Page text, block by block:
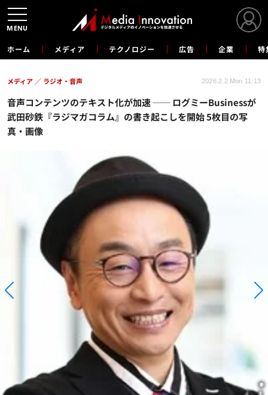
ホーム メディア テクノロジー 広告 企業 特
音声コンテンツのテキスト化が加速 ── ログミーBusinessが
武田砂鉄『ラジマガコラム』の書き起こしを開始 5枚目の写
真・画像
メディア ラジオ・音声 2026.2.2 Mon 11:13
MENU